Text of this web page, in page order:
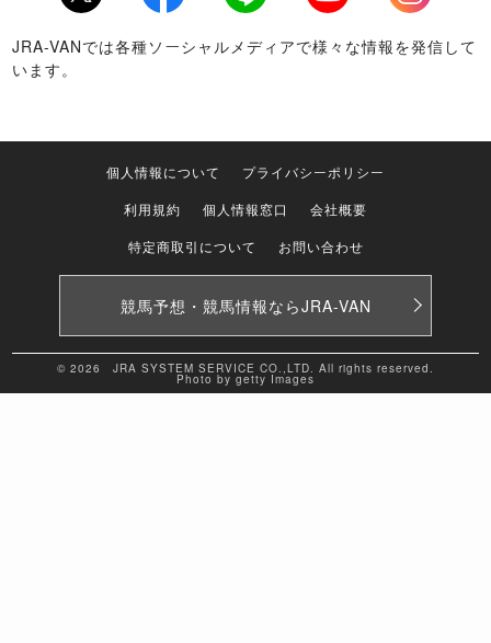
Twitter Facebook LINE Youtube
Instagram
JRA-VANでは各種ソーシャルメディアで様々な情報を発信して
います。
個人情報について
プライバシーポリシー
利用規約
個人情報窓口
会社概要
特定商取引について
お問い合わせ
競馬予想・競馬情報ならJRA-VAN
© 2026 JRA SYSTEM SERVICE CO.,LTD. All rights reserved.
Photo by getty Images